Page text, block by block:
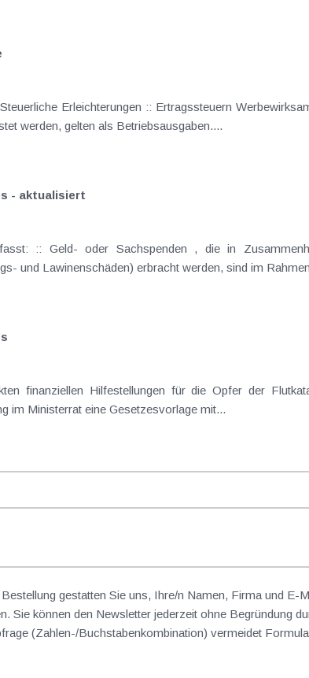
werden, gelten als Betriebsausgaben....
- aktualisiert
mit
und Lawinenschäden) erbracht werden, sind im
im Ministerrat eine Gesetzesvorlage mit...
gestatten Sie uns, Ihre/n Namen, Firma und E-
Sie können den Newsletter jederzeit ohne Begründung
(Zahlen-/Buchstabenkombination) vermeidet